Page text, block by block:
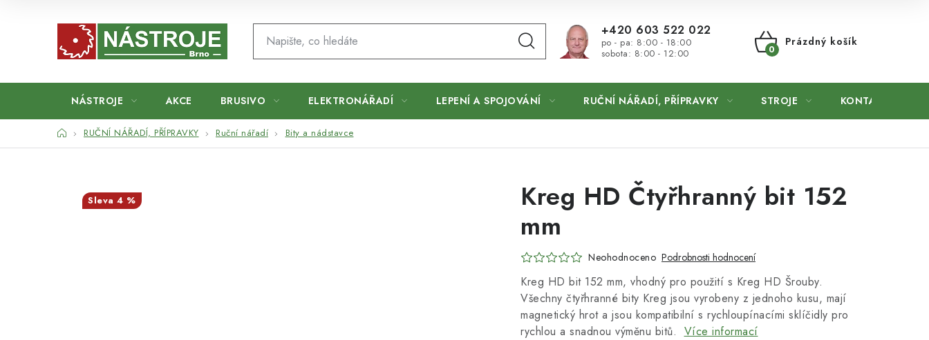
+420 603 522 022
po - pa: 8:00 - 18:00
sobota: 8:00 - 12:00
NÁKUPNÍ
Prázdný košík
NÁSTROJE AKCE BRUSIVO ELEKTRONÁŘADÍ LEPENÍ A SPOJOVÁNÍ RUČNÍ NÁŘADÍ, PŘÍPRAVKY STROJE KONTAKTY
DomůRUČNÍ NÁŘADÍ, PŘÍPRAVKY Ruční nářadí Bity a nádstavce
Kreg HD Čtyřhranný bit 152
mm
Neohodnoceno Podrobnosti hodnocení
Kreg HD bit 152 mm, vhodný pro použití s Kreg HD Šrouby.
Všechny čtyřhranné bity Kreg jsou vyrobeny z jednoho kusu, mají
magnetický hrot a jsou kompatibilní s rychloupínacími sklíčidly pro
rychlou a snadnou výměnu bitů. Více informací
4 %